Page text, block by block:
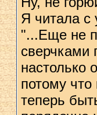
Я читала с
"...Еще не
сверчками
настолько
потому
теперь